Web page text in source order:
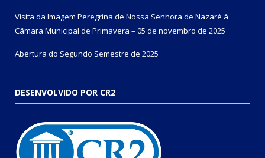
Visita da Imagem Peregrina de Nossa Senhora de Nazaré à
Câmara Municipal de Primavera – 05 de novembro de 2025
Abertura do Segundo Semestre de 2025
DESENVOLVIDO POR CR2